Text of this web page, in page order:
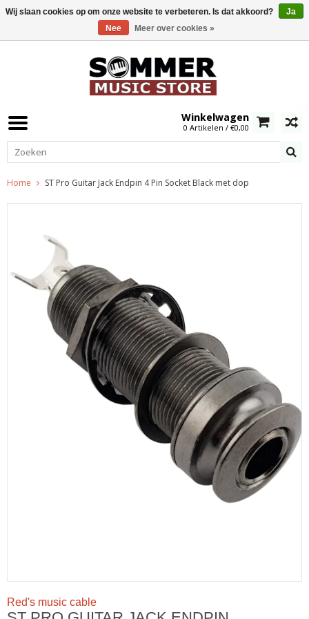
Winkelwagen
0 Artikelen / €0,00
Home ST Pro Guitar Jack Endpin 4 Pin Socket Black met dop
Red's music cable
Wij slaan cookies op om onze website te verbeteren. Is dat akkoord?
Ja
Nee
Meer over cookies »